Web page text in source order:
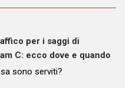
per i saggi di
C: ecco dove e quando
sono serviti?